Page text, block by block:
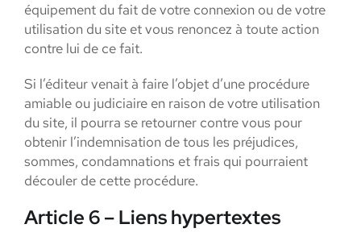
équipement du fait de votre connexion ou de votre
utilisation du site et vous renoncez à toute action
contre lui de ce fait.
Si l’éditeur venait à faire l’objet d’une procédure
amiable ou judiciaire en raison de votre utilisation
du site, il pourra se retourner contre vous pour
obtenir l’indemnisation de tous les préjudices,
sommes, condamnations et frais qui pourraient
découler de cette procédure.
Article 6 – Liens hypertextes